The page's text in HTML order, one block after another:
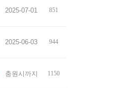
2025-07-01 851
2025-06-03 944
충원시까지 1150